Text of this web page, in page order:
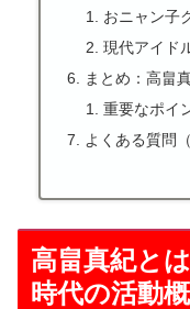
おニャン子
現代アイド
まとめ：高畠
重要なポイ
よくある質問（
高畠真紀と
時代の活動